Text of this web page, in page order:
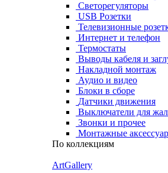
Светорегуляторы
USB Розетки
Телевизионные
Интернет и телефон
Термостаты
Выводы кабеля и
Накладной монтаж
Аудио и видео
Блоки в сборе
Датчики движения
Выключатели для
Звонки и прочее
Монтажные
По коллекциям
ArtGallery